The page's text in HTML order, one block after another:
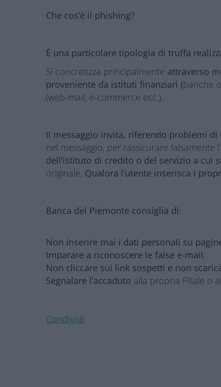
Che cos’è il phishing?
È una particolare tipologia di truffa
Si concretizza principalmente attraverso
proveniente da istituti finanziari (banche
(web-mail, e-commerce ecc.).
Il messaggio invita, riferendo problemi
nel messaggio, per rassicurare falsamente
dell’istituto di credito o del servizio a cui
originale. Qualora l’utente inserisca i
Banca del Piemonte consiglia di:
Non inserire mai i dati personali su
Imparare a riconoscere le false e-mail;
Non cliccare sui link sospetti e non
Segnalare l’accaduto alla propria Filiale o
Condividi